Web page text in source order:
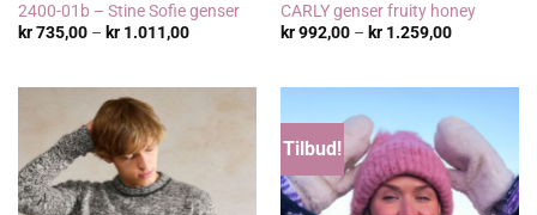
2400-01b – Stine Sofie genser
kr735,00 – kr1.011,00Prisområde:
CARLY genser fruity honey
kr992,00 – kr1.259,00
Tilbud!